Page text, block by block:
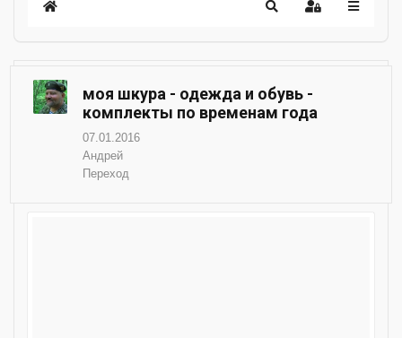
моя шкура - одежда и обувь -
комплекты по временам года
07.01.2016
Андрей
Переход